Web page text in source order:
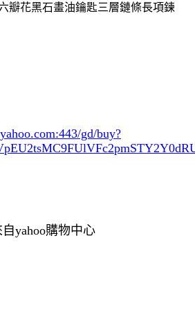
瓣花黑石畫油鑰匙三層鏈條長項鍊
gd/buy?
yahoo購物中心